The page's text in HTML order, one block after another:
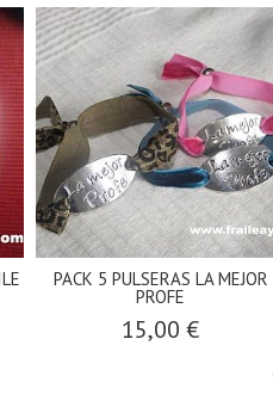
PACK 5 PULSERAS LA MEJOR
PROFE
15,00 €